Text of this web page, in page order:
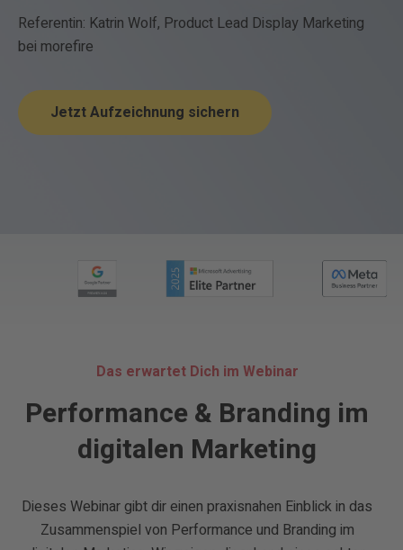
Referentin: Katrin Wolf, Product Lead Display Marketing
bei morefire
Jetzt Aufzeichnung sichern
Das erwartet Dich im Webinar
Performance & Branding im
digitalen Marketing
Dieses Webinar gibt dir einen praxisnahen Einblick in das
Zusammenspiel von Performance und Branding im